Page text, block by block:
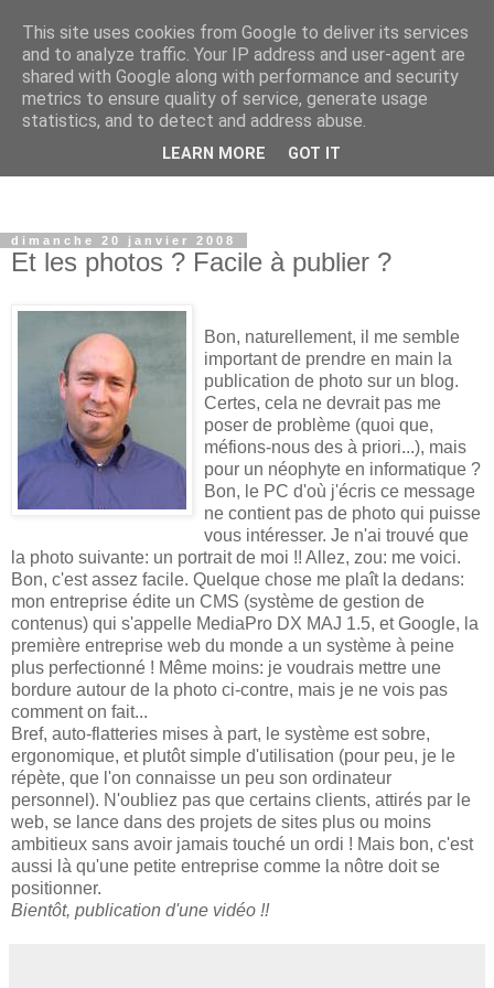
dimanche 20 janvier 2008
Et les photos ? Facile à publier ?
Bon, naturellement, il me semble
important de prendre en main la
publication de photo sur un blog.
Certes, cela ne devrait pas me
poser de problème (quoi que,
méfions-nous des à priori...), mais
pour un néophyte en informatique ?
Bon, le PC d'où j'écris ce message
ne contient pas de photo qui puisse
vous intéresser. Je n'ai trouvé que
la photo suivante: un portrait de moi !! Allez, zou: me voici.
Bon, c'est assez facile. Quelque chose me plaît la dedans:
mon entreprise édite un CMS (système de gestion de
contenus) qui s'appelle MediaPro DX MAJ 1.5, et Google, la
première entreprise web du monde a un système à peine
plus perfectionné ! Même moins: je voudrais mettre une
bordure autour de la photo ci-contre, mais je ne vois pas
comment on fait...
Bref, auto-flatteries mises à part, le système est sobre,
ergonomique, et plutôt simple d'utilisation (pour peu, je le
répète, que l'on connaisse un peu son ordinateur
personnel). N'oubliez pas que certains clients, attirés par le
web, se lance dans des projets de sites plus ou moins
ambitieux sans avoir jamais touché un ordi ! Mais bon, c'est
aussi là qu'une petite entreprise comme la nôtre doit se
positionner.
Bientôt, publication d'une vidéo !!
This site uses cookies from Google to deliver its services
and to analyze traffic. Your IP address and user-agent are
shared with Google along with performance and security
metrics to ensure quality of service, generate usage
statistics, and to detect and address abuse.
LEARN MORE GOT IT